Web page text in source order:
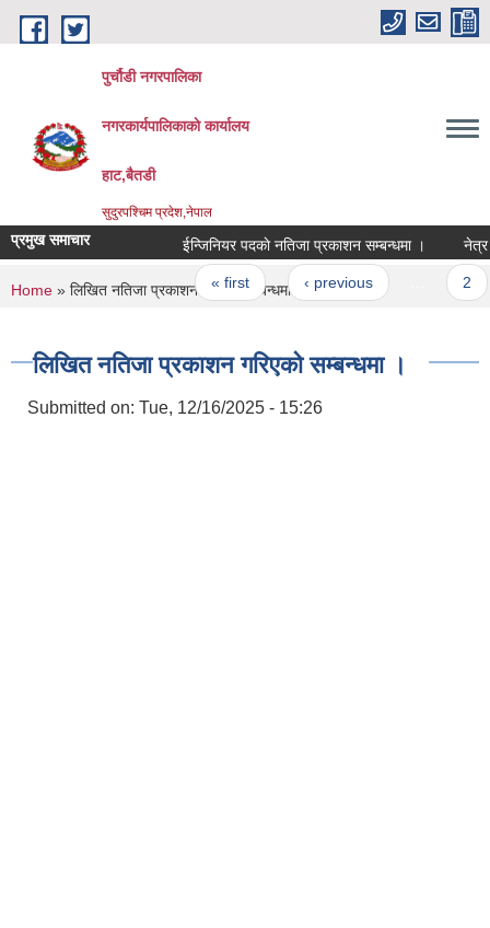
Skip to main content
पुर्चौडी नगरपालिका
नगरकार्यपालिकाकाे कार्यालय
हाट,बैतडी
सुदुरपश्चिम प्रदेश,नेपाल
प्रमुख समाचार ईन्जिनियर पदकाे नतिजा प्रकाशन सम्बन्धमा । नेत्र
Pages
« first ‹ previous
You are here
Home » लिखित नतिजा प्रकाशन गरिएको सम्बन्धमा ।
लिखित नतिजा प्रकाशन गरिएको सम्बन्धमा ।
Submitted on: Tue, 12/16/2025 - 15:26